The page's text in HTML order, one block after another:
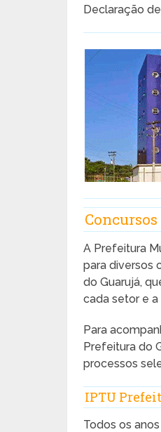
Declaração
A Prefeitura
para diversos
do Guarujá,
cada setor e
Para
Prefeitura do
processos
IPTU
Todos os